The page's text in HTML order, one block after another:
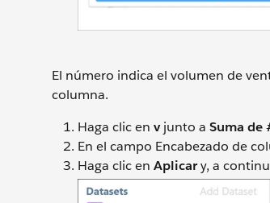
El número indica el volumen de
columna.
Haga clic en vjunto a Suma de
En el campo Encabezado de
Haga clic en Aplicary, a